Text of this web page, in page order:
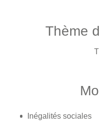
Thème
Inégalités sociales